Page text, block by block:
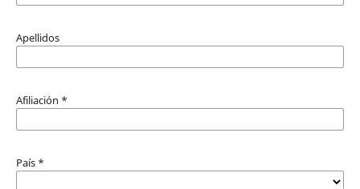
Apellidos
Afiliación *
País *